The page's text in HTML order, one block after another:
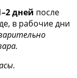
дней после
в рабочие дни